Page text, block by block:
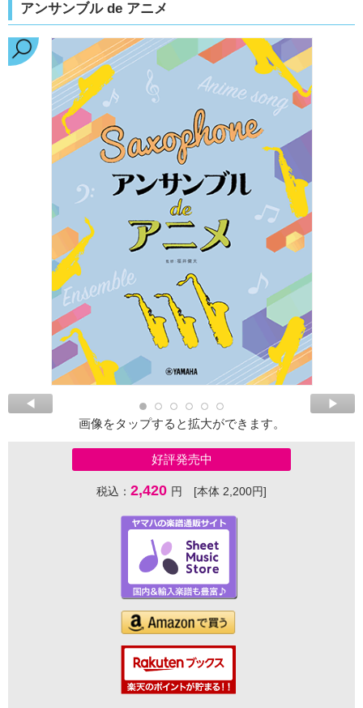
アンサンブル de アニメ
画像をタップすると拡大ができます。
好評発売中
税込： 2,420 円 [本体 2,200円]